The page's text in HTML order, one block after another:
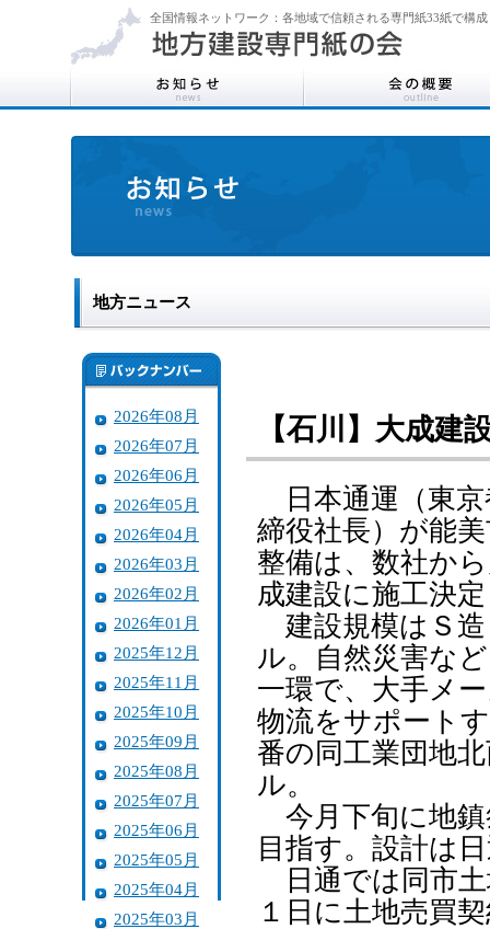
全国情報ネットワーク：各地域で信頼される専門紙33紙で構成
地方ニュース
2026年08月
2026年07月
2026年06月
2026年05月
2026年04月
2026年03月
2026年02月
2026年01月
2025年12月
2025年11月
2025年10月
2025年09月
2025年08月
2025年07月
2025年06月
2025年05月
2025年04月
2025年03月
【石川】大成建
日本通運（東京
締役社長）が能
整備は、数社か
成建設に施工決
建設規模はＳ造
ル。自然災害な
一環で、大手メ
物流をサポート
番の同工業団地
ル。
今月下旬に地鎮
目指す。設計は
日通では同市土
１日に土地売買